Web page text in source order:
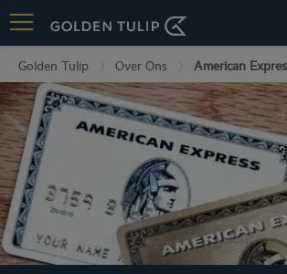
Golden Tulip Over Ons American